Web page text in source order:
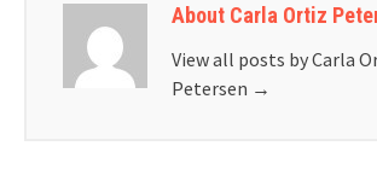
About Carla Ortiz
View all posts by Carla
Petersen →